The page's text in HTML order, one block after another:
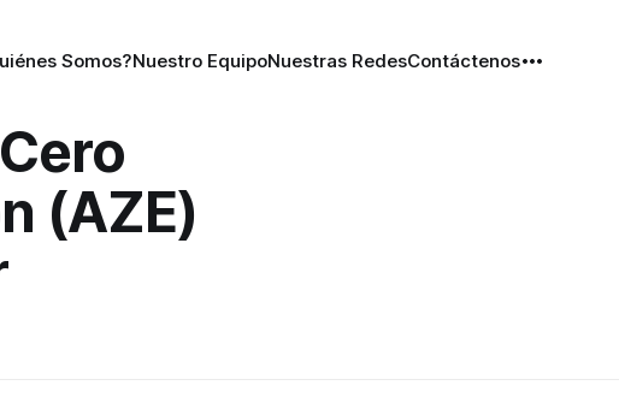
Somos?Nuestro EquipoNuestras RedesContáctenos
(AZE)